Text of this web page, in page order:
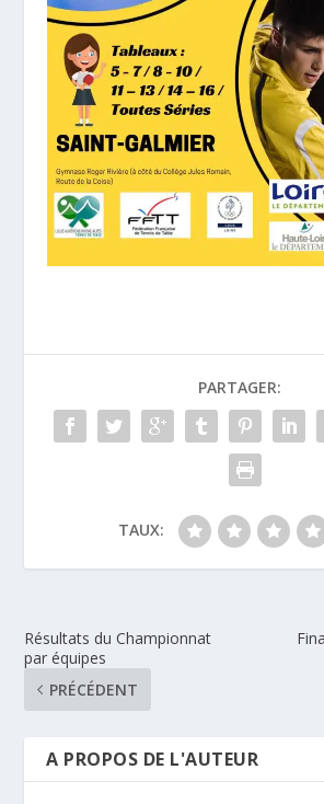
PARTAGER:
TAUX:
Résultats du Championnat
par équipes
PRÉCÉDENT
A PROPOS DE L'AUTEUR